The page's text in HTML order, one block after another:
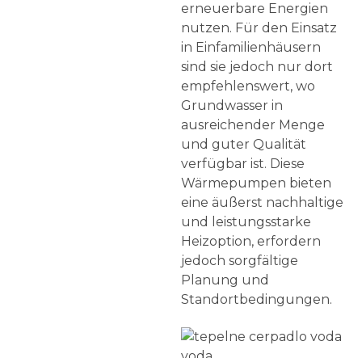
erneuerbare Energien
nutzen. Für den Einsatz
in Einfamilienhäusern
sind sie jedoch nur dort
empfehlenswert, wo
Grundwasser in
ausreichender Menge
und guter Qualität
verfügbar ist. Diese
Wärmepumpen bieten
eine äußerst nachhaltige
und leistungsstarke
Heizoption, erfordern
jedoch sorgfältige
Planung und
Standortbedingungen.